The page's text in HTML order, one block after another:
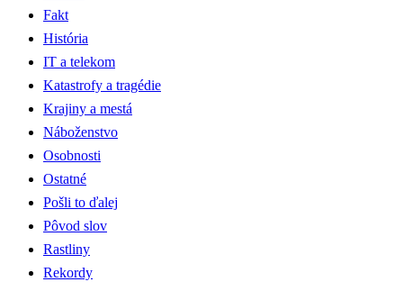
Fakt
História
IT a telekom
Katastrofy a tragédie
Krajiny a mestá
Náboženstvo
Osobnosti
Ostatné
Pošli to ďalej
Pôvod slov
Rastliny
Rekordy